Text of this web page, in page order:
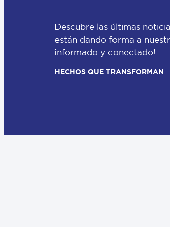
Descubre las últimas
están dando forma a
informado y conectado!
HECHOS QUE TRANSFORMAN